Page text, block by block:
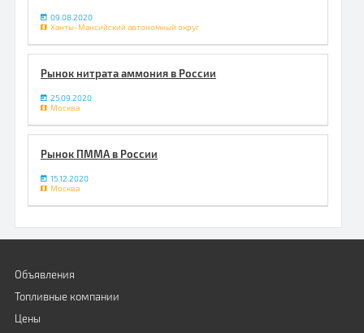
09.08.2020
Ханты-Мансийский автономный округ
Рынок нитрата аммония в России
25.09.2020
Москва
Рынок ПММА в России
15.12.2020
Москва
Объявления
Топливные компании
Цены